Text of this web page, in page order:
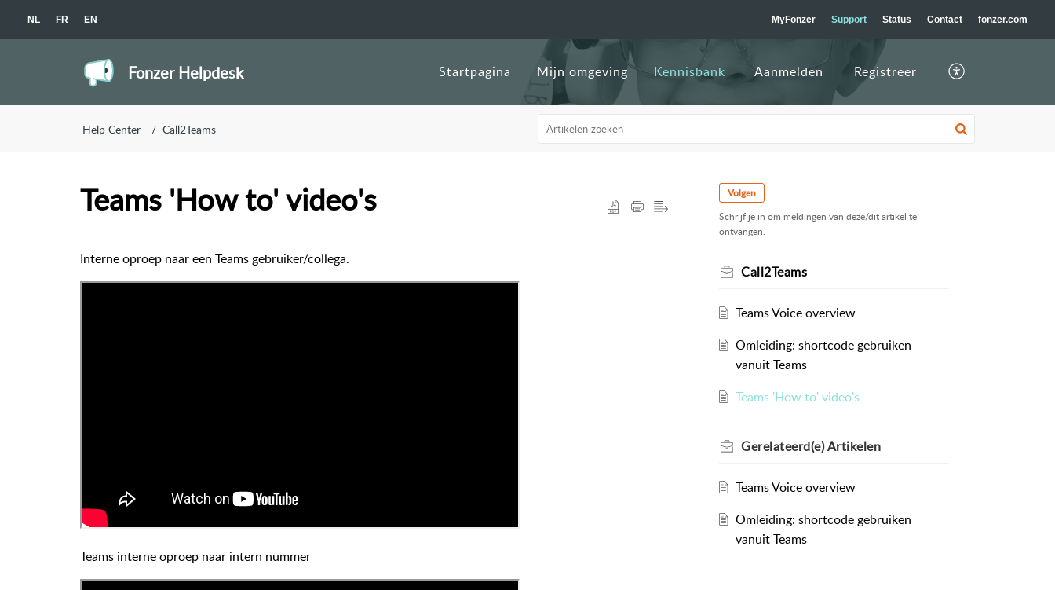
NL FR EN MyFonzer Support Status Contact fonzer.com
Fonzer Helpdesk Startpagina Mijn omgeving Kennisbank Aanmelden Registreer
Help Center Call2Teams
Teams 'How to' video's
Interne oproep naar een Teams gebruiker/collega.
Teams interne oproep naar intern nummer
Volgen
Schrijf je in om meldingen van deze/dit artikel te
ontvangen.
Call2Teams
Teams Voice overview
Omleiding: shortcode gebruiken
vanuit Teams
Teams 'How to' video's
Gerelateerd(e)Artikelen
Teams Voice overview
Omleiding: shortcode gebruiken
vanuit Teams